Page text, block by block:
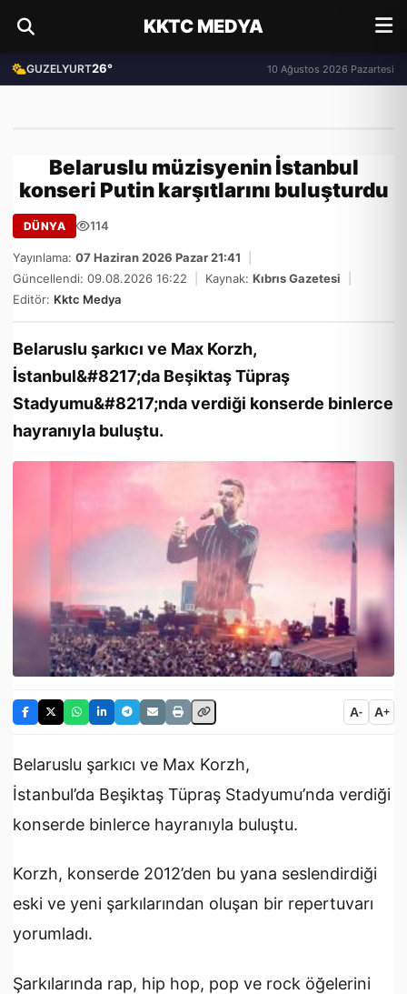
KKTC MEDYA
GUZELYURT26° 10 Ağustos 2026 Pazartesi
Belaruslu müzisyenin İstanbul
konseri Putin karşıtlarını buluşturdu
DÜNYA 114
Yayınlama: 07 Haziran 2026 Pazar 21:41
Güncellendi: 09.08.2026 16:22
Kaynak: Kıbrıs Gazetesi
Editör: Kktc Medya
Belaruslu şarkıcı ve Max Korzh,
İstanbul&#8217;da Beşiktaş Tüpraş
Stadyumu&#8217;nda verdiği konserde binlerce
hayranıyla buluştu.
A- A+
Belaruslu şarkıcı ve Max Korzh,
İstanbul’da Beşiktaş Tüpraş Stadyumu’nda verdiği
konserde binlerce hayranıyla buluştu.
Korzh, konserde 2012’den bu yana seslendirdiği
eski ve yeni şarkılarından oluşan bir repertuvarı
yorumladı.
Şarkılarında rap, hip hop, pop ve rock öğelerini